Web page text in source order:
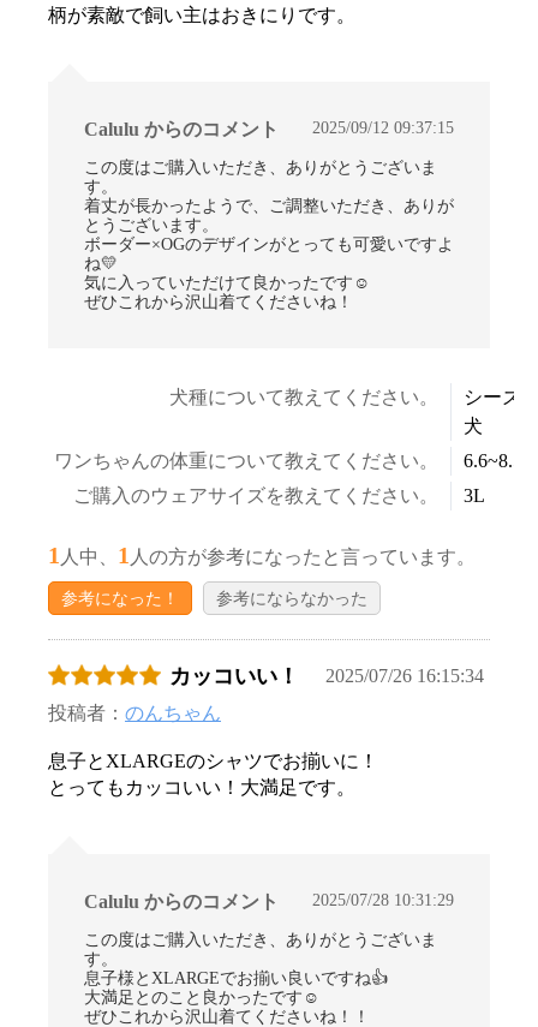
お買い物を続ける カートへ進む
柄が素敵で飼い主はおきにりです。
Calulu からのコメント 2025/09/12 09:37:15
この度はご購入いただき、ありがとうございま
す。
着丈が長かったようで、ご調整いただき、ありが
とうございます。
ボーダー×OGのデザインがとっても可愛いですよ
ね💛
気に入っていただけて良かったです☺
ぜひこれから沢山着てくださいね！
犬種について教えてください。
シーズ
犬
ワンちゃんの体重について教えてください。
ご購入のウェアサイズを教えてください。
3L
1 人中、 1 人の方が参考になったと言っています。
参考になった！ 参考にならなかった
カッコいい！
2025/07/26 16:15:34
投稿者： のんちゃん
息子とXLARGEのシャツでお揃いに！
とってもカッコいい！大満足です。
Calulu からのコメント 2025/07/28 10:31:29
この度はご購入いただき、ありがとうございま
す。
息子様とXLARGEでお揃い良いですね👍
大満足とのこと良かったです☺
ぜひこれから沢山着てくださいね！！